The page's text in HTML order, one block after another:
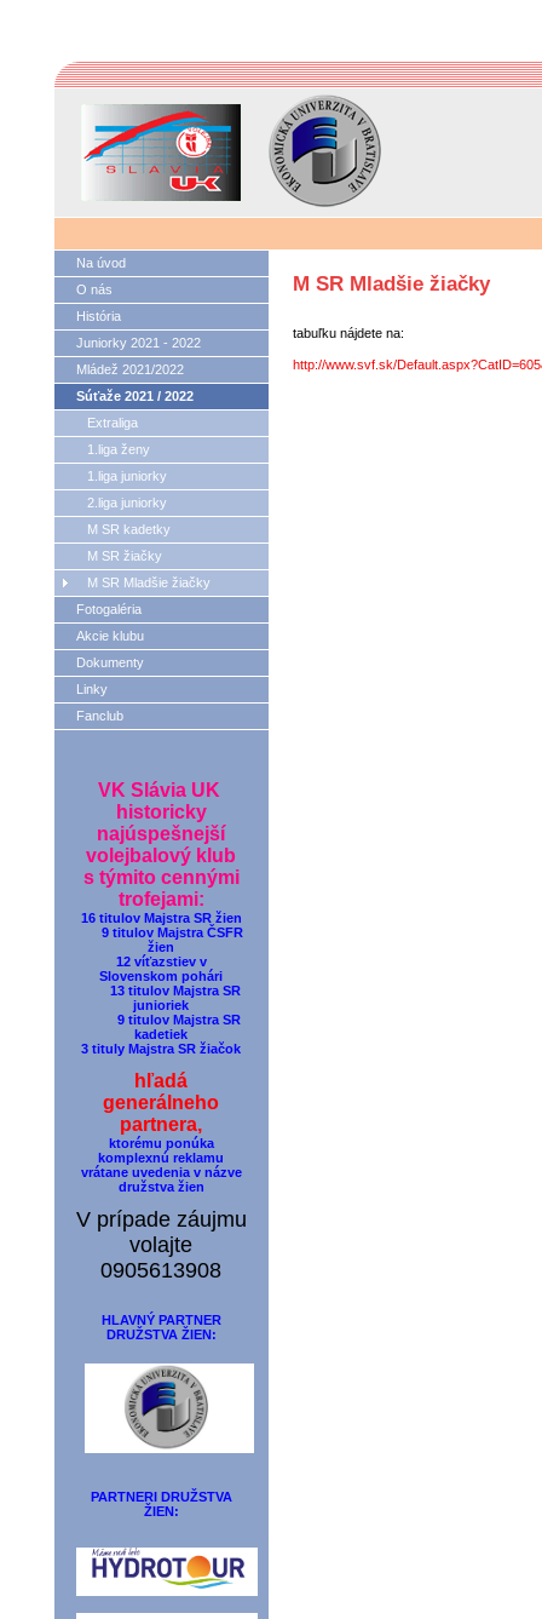
Na úvod
O nás
História
Juniorky 2021 - 2022
Mládež 2021/2022
Súťaže 2021 / 2022
Extraliga
1.liga ženy
1.liga juniorky
2.liga juniorky
M SR kadetky
M SR žiačky
M SR Mladšie žiačky
Fotogaléria
Akcie klubu
Dokumenty
Linky
Fanclub
VK Slávia UK
historicky
najúspešnejší
volejbalový klub
s týmito cennými
trofejami:
16 titulov Majstra SR žien
9 titulov Majstra ČSFR
žien
12 víťazstiev v
Slovenskom pohári
13 titulov Majstra SR
junioriek
9 titulov Majstra SR
kadetiek
3 tituly Majstra SR žiačok
hľadá
generálneho
partnera,
ktorému ponúka
komplexnú reklamu
vrátane uvedenia v názve
družstva žien
V prípade záujmu
volajte
0905613908
HLAVNÝ PARTNER
DRUŽSTVA ŽIEN:
PARTNERI DRUŽSTVA
ŽIEN:
M SR Mladšie žiačky
tabuľku nájdete na:
http://www.svf.sk/